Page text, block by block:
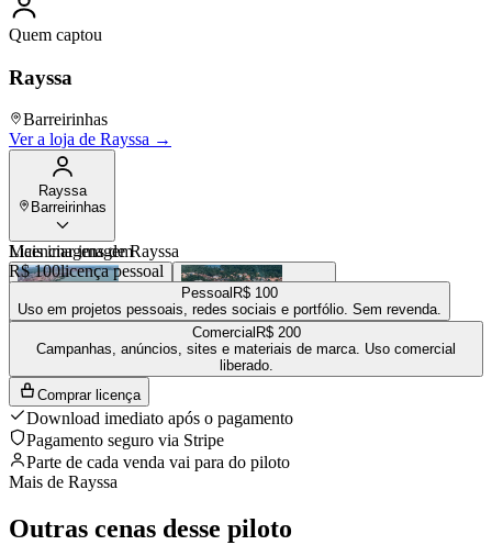
Quem captou
Rayssa
Barreirinhas
Ver a loja de Rayssa →
Rayssa
Barreirinhas
Mais imagens deRayssa
R$ 100
Ver a loja completa deRayssa→
Licenciar imagem
R$ 100licença pessoal
Pessoal R$ 100
Uso em projetos pessoais, redes sociais e portfólio. Sem revenda.
Comercial R$ 200
Campanhas, anúncios, sites e materiais de marca. Uso comercial
liberado.
Comprar licença
Download imediato após o pagamento
Pagamento seguro via Stripe
Parte de cada venda vai para do piloto
Mais de Rayssa
Outras cenas desse piloto